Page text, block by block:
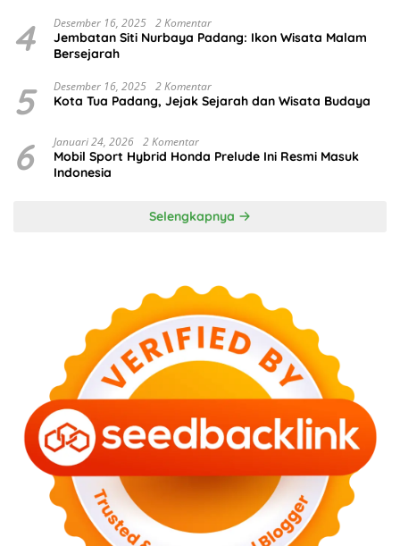
4 Desember 16, 2025 2 Komentar
Jembatan Siti Nurbaya Padang: Ikon Wisata Malam
Bersejarah
5 Desember 16, 2025 2 Komentar
Kota Tua Padang, Jejak Sejarah dan Wisata Budaya
6 Januari 24, 2026 2 Komentar
Mobil Sport Hybrid Honda Prelude Ini Resmi Masuk
Indonesia
Selengkapnya